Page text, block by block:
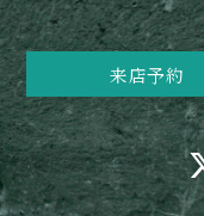
来店予約